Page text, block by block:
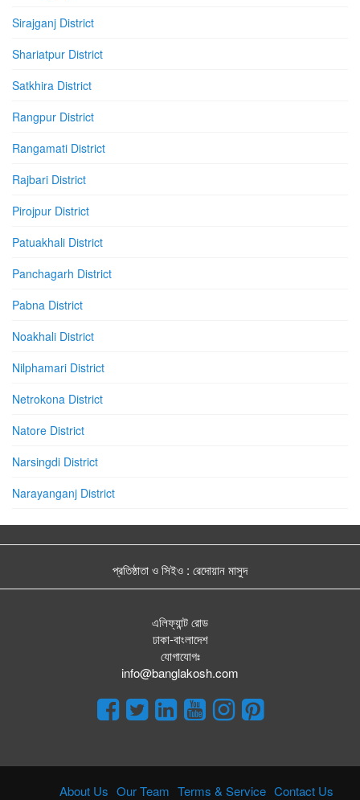
Sirajganj District
Shariatpur District
Satkhira District
Rangpur District
Rangamati District
Rajbari District
Pirojpur District
Patuakhali District
Panchagarh District
Pabna District
Noakhali District
Nilphamari District
Netrokona District
Natore District
Narsingdi District
Narayanganj District
প্রতিষ্ঠাতা ও সিইও : রেদোয়ান মাসুদ
এলিফ্যান্ট রোড
ঢাকা-বাংলাদেশ
যোগাযোগঃ
info@banglakosh.com
About Us Our Team Terms & Service Contact Us